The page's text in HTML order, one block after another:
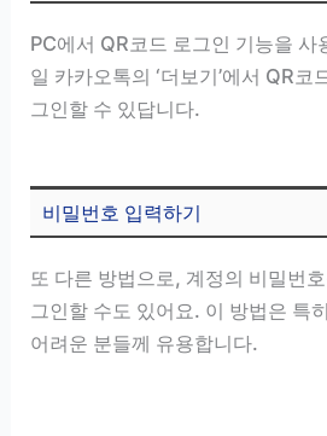
PC에서 QR코드 로그인 기능을 사
일 카카오톡의 ‘더보기’에서 QR코
그인할 수 있답니다.
비밀번호 입력하기
또 다른 방법으로, 계정의 비밀번
그인할 수도 있어요. 이 방법은 특
어려운 분들께 유용합니다.